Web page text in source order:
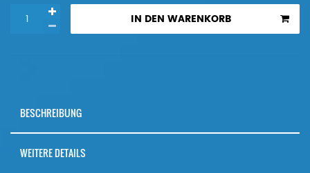
IN DEN WARENKORB
BESCHREIBUNG
WEITERE DETAILS